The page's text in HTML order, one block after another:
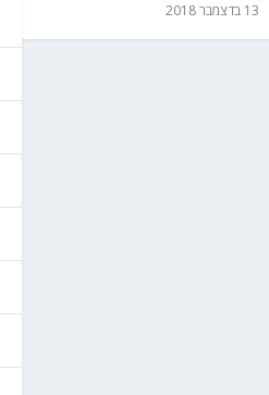
13 בדצמבר 2018